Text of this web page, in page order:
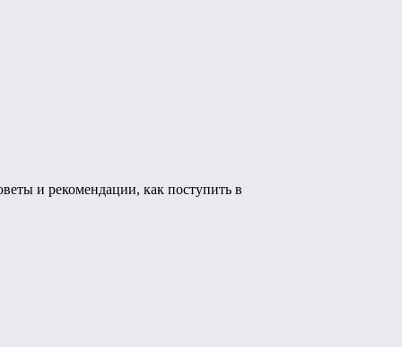
и рекомендации, как поступить в